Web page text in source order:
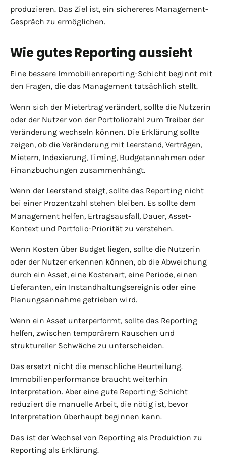
produzieren. Das Ziel ist, ein sichereres Management-
Gespräch zu ermöglichen.
Wie gutes Reporting aussieht
Eine bessere Immobilienreporting-Schicht beginnt mit
den Fragen, die das Management tatsächlich stellt.
Wenn sich der Mietertrag verändert, sollte die Nutzerin
oder der Nutzer von der Portfoliozahl zum Treiber der
Veränderung wechseln können. Die Erklärung sollte
zeigen, ob die Veränderung mit Leerstand, Verträgen,
Mietern, Indexierung, Timing, Budgetannahmen oder
Finanzbuchungen zusammenhängt.
Wenn der Leerstand steigt, sollte das Reporting nicht
bei einer Prozentzahl stehen bleiben. Es sollte dem
Management helfen, Ertragsausfall, Dauer, Asset-
Kontext und Portfolio-Priorität zu verstehen.
Wenn Kosten über Budget liegen, sollte die Nutzerin
oder der Nutzer erkennen können, ob die Abweichung
durch ein Asset, eine Kostenart, eine Periode, einen
Lieferanten, ein Instandhaltungsereignis oder eine
Planungsannahme getrieben wird.
Wenn ein Asset unterperformt, sollte das Reporting
helfen, zwischen temporärem Rauschen und
struktureller Schwäche zu unterscheiden.
Das ersetzt nicht die menschliche Beurteilung.
Immobilienperformance braucht weiterhin
Interpretation. Aber eine gute Reporting-Schicht
reduziert die manuelle Arbeit, die nötig ist, bevor
Interpretation überhaupt beginnen kann.
Das ist der Wechsel von Reporting als Produktion zu
Reporting als Erklärung.